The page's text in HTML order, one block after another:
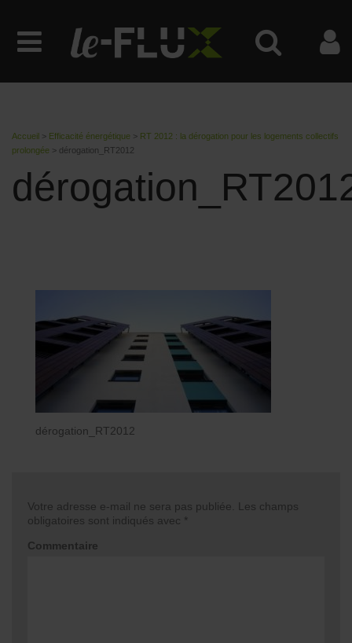
Accueil > Efficacité énergétique > RT 2012 : la dérogation pour les logements collectifs
prolongée > dérogation_RT2012
dérogation_RT2012
Votre adresse e-mail ne sera pas publiée.
Les champs
obligatoires sont indiqués avec *
Commentaire